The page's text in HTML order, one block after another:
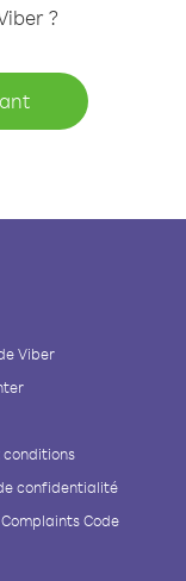
?
Viber
conditions
confidentialité
Code